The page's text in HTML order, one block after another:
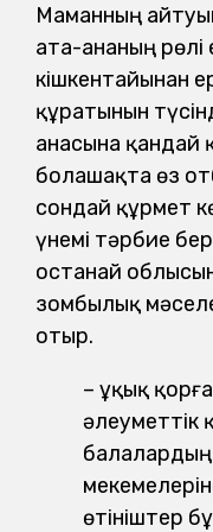
Маманның
ата-ананың
кішкентайынан
құратынын
анасына қандай
болашақта өз
сондай құрмет
үнемі тәрбие
Қостанай
зомбылық
отыр.
– Құқық
әлеуметтік
өтініштер